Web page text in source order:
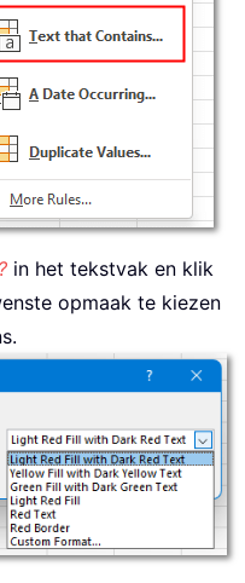
in het tekstvak en klik
opmaak te kiezen